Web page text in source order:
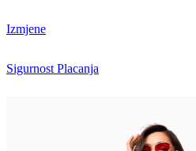
Izmjene
Sigurnost Placanja